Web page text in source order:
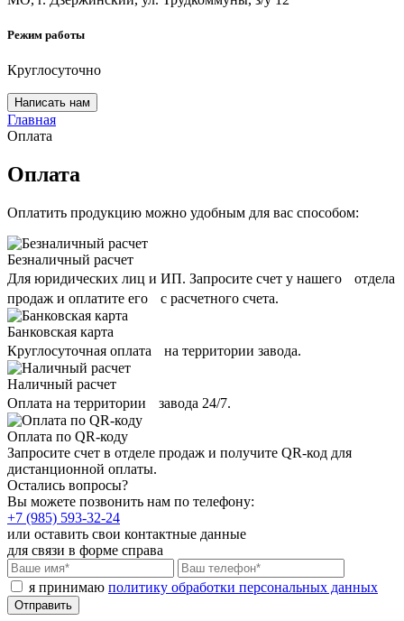
Режим работы
Круглосуточно
Написать нам
Главная
Оплата
Оплата
Оплатить продукцию можно удобным для вас способом:
Безналичный расчет
Для юридических лиц и ИП. Запросите счет у нашего отдела
продаж и оплатите его с расчетного счета.
Банковская карта
Круглосуточная оплата на территории завода.
Наличный расчет
Оплата на территории завода 24/7.
Оплата по QR-коду
Запросите счет в отделе продаж и получите QR-код для
дистанционной оплаты.
Остались вопросы?
Вы можете позвонить нам по телефону:
+7 (985) 593-32-24
или оставить свои контактные данные
для связи в форме справа
я принимаю политику обработки персональных данных
Отправить